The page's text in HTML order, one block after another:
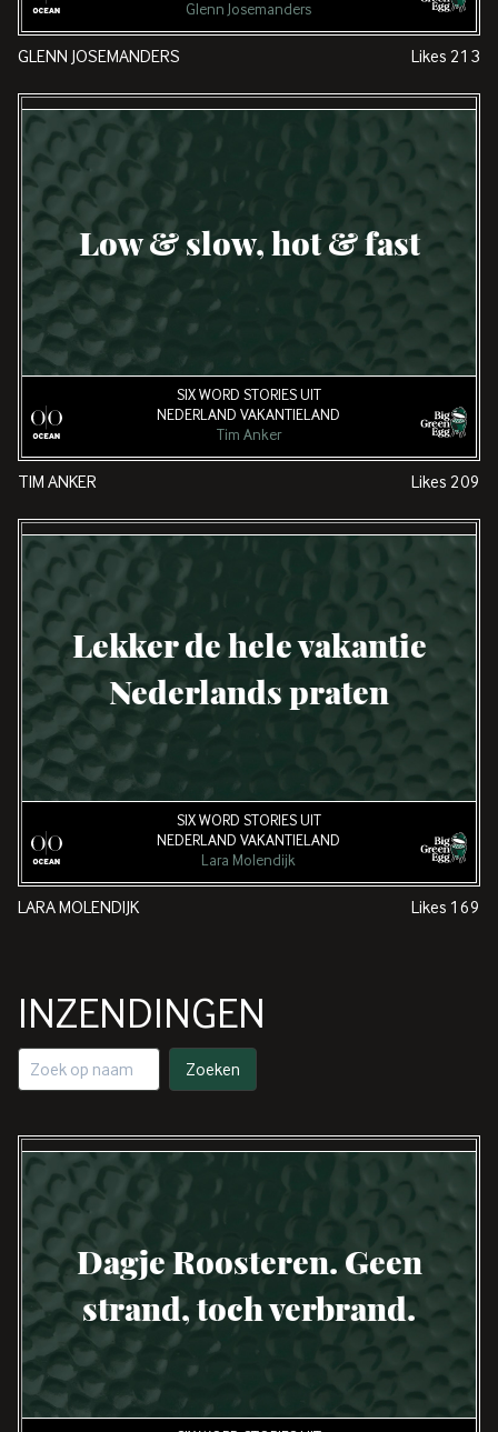
Glenn Josemanders
GLENN JOSEMANDERS Likes 213
Low & slow, hot & fast
SIX WORD STORIES UIT
NEDERLAND VAKANTIELAND
Tim Anker
TIM ANKER Likes 209
Lekker de hele vakantie
Nederlands praten
SIX WORD STORIES UIT
NEDERLAND VAKANTIELAND
Lara Molendijk
LARA MOLENDIJK Likes 169
INZENDINGEN
Dagje Roosteren. Geen
strand, toch verbrand.